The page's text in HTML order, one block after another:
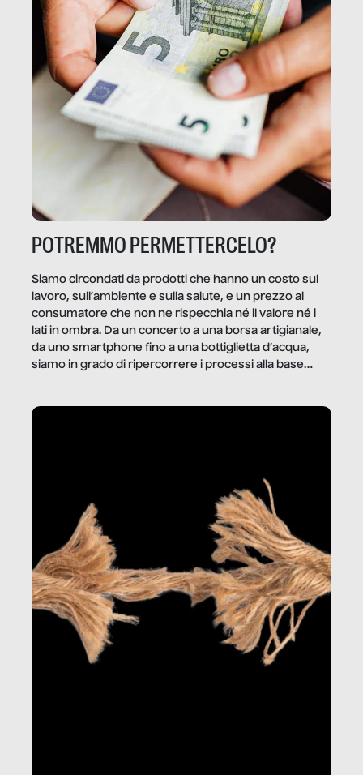
POTREMMO PERMETTERCELO?
Siamo circondati da prodotti che hanno un costo sul
lavoro, sull’ambiente e sulla salute, e un prezzo al
consumatore che non ne rispecchia né il valore né i
lati in ombra. Da un concerto a una borsa artigianale,
da uno smartphone fino a una bottiglietta d’acqua,
siamo in grado di ripercorrere i processi alla base
dietro gli oggetti e i servizi che fanno la nostra vita